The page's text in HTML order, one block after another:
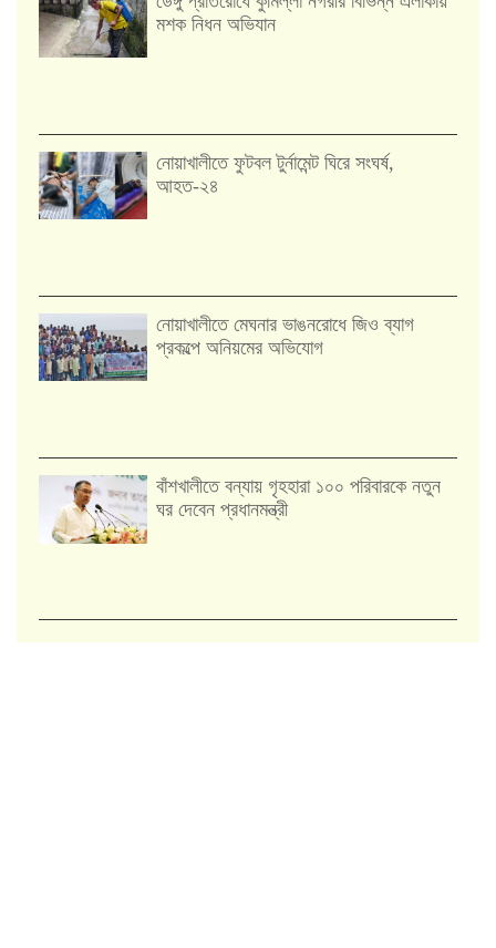
মশক নিধন অভিযান
নোয়াখালীতে ফুটবল টুর্নামেন্ট ঘিরে সংঘর্ষ,
আহত-২৪
নোয়াখালীতে মেঘনার ভাঙনরোধে জিও ব্যাগ
প্রকল্পে অনিয়মের অভিযোগ
বাঁশখালীতে বন্যায় গৃহহারা ১০০ পরিবারকে নতুন
ঘর দেবেন প্রধানমন্ত্রী